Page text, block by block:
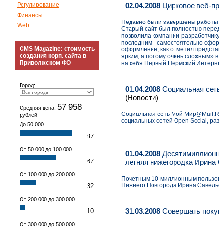
Регулирование
Финансы
Web
CMS Magazine: стоимость
создания корп. сайта в
Приволжском ФО
Город:
Средняя цена: 57 958
рублей
До 50 000
97
От 50 000 до 100 000
67
От 100 000 до 200 000
32
От 200 000 до 300 000
10
От 300 000 до 500 000
02.04.2008 Цирковое веб-
Недавно были завершены работы
Старый сайт был полностью
позволила компании-
последним - самостоятельно
оформление; как отметил
ярким, а потому очень сложным»
на себя Первый Пермский
01.04.2008 Социальная
(Новости)
Социальная сеть Мой
социальных сетей Open Social,
01.04.2008
летняя нижегородка Ирина
Почетным 10-миллионным
Нижнего Новгорода Ирина
31.03.2008 Совершать